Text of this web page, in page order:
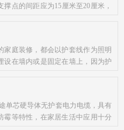
点的间距应为15厘米至20厘米，
家庭装修，都会以护套线作为照明
设在墙内或是固定在墙上，因为护
单芯硬导体无护套电力电缆，具有
霉等特性，在家居生活中应用十分